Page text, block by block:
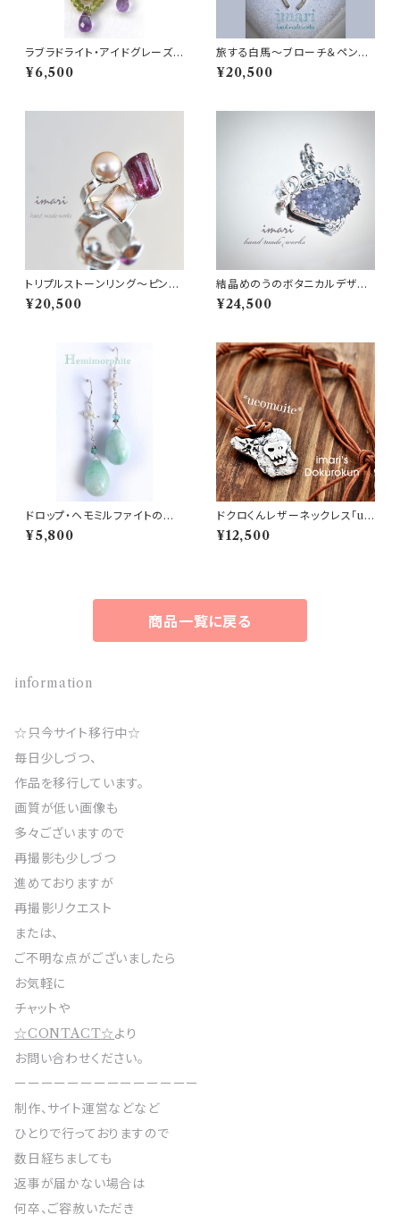
ラブラドライト・アイドグレーズ・
アメジストのチェーンピアス
¥6,500
旅する白馬～ブローチ＆ペンダ
ントトップ～
¥20,500
トリプルストーンリング～ピンク
トルマリン・ローズクォーツ・パー
ル～
¥20,500
結晶めのうのボタニカルデザイ
ントップ
¥24,500
ドロップ・ヘモミルファイトのロ
ングピアス
¥5,800
ドクロくんレザーネックレス「ue
womuite」
¥12,500
商品一覧に戻る
information
☆只今サイト移行中☆
毎日少しづつ、
作品を移行しています。
画質が低い画像も
多々ございますので
再撮影も少しづつ
進めておりますが
再撮影リクエスト
または、
ご不明な点がございましたら
お気軽に
チャットや
☆CONTACT☆より
お問い合わせください。
ーーーーーーーーーーーーーー
制作、サイト運営などなど
ひとりで行っておりますので
数日経ちましても
返事が届かない場合は
何卒、ご容赦いただき